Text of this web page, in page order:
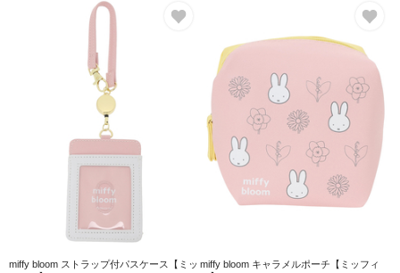
miffy bloom ストラップ付パスケース【ミッ miffy bloom キャラメルポーチ【ミッフィ